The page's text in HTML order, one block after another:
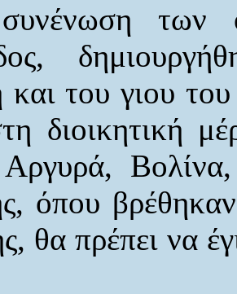
των
και του γιου
διοικητική
Αργυρά,
όπου
θα πρέπει να